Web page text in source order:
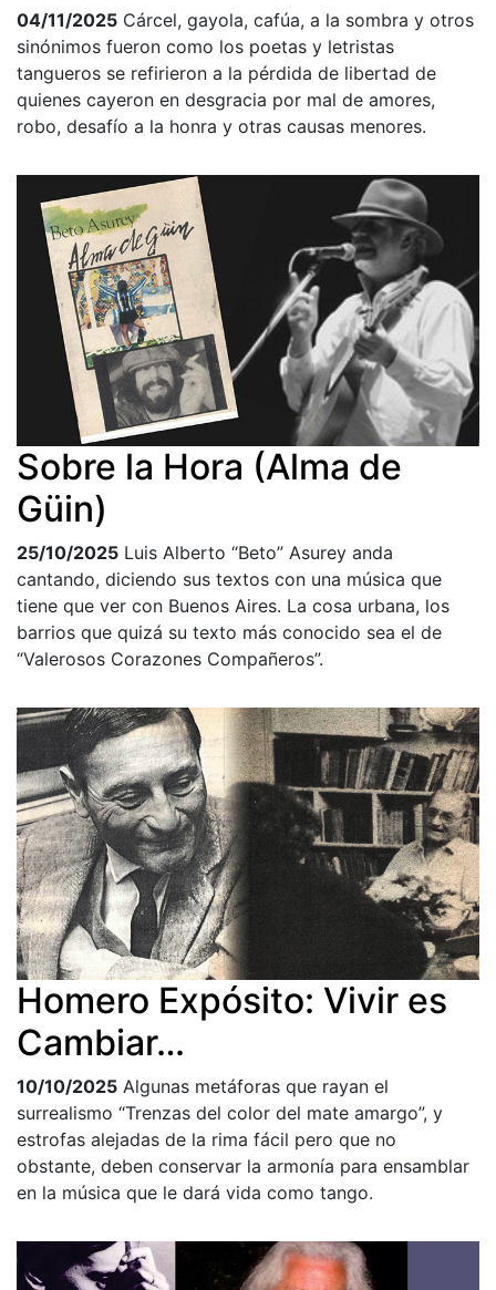
04/11/2025 Cárcel, gayola, cafúa, a la sombra y otros
sinónimos fueron como los poetas y letristas
tangueros se refirieron a la pérdida de libertad de
quienes cayeron en desgracia por mal de amores,
robo, desafío a la honra y otras causas menores.
Sobre la Hora (Alma de
Güin)
25/10/2025 Luis Alberto “Beto” Asurey anda
cantando, diciendo sus textos con una música que
tiene que ver con Buenos Aires. La cosa urbana, los
barrios que quizá su texto más conocido sea el de
“Valerosos Corazones Compañeros”.
Homero Expósito: Vivir es
Cambiar…
10/10/2025 Algunas metáforas que rayan el
surrealismo “Trenzas del color del mate amargo”, y
estrofas alejadas de la rima fácil pero que no
obstante, deben conservar la armonía para ensamblar
en la música que le dará vida como tango.